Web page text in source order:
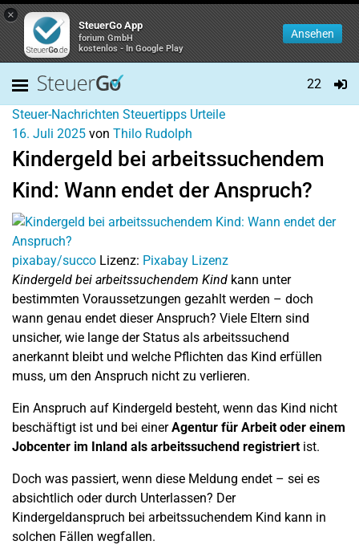
×
SteuerGo App
forium GmbH
kostenlos - In Google Play
Ansehen
22
Steuer-Nachrichten Steuertipps Urteile
16. Juli 2025 von Thilo Rudolph
Kindergeld bei arbeitssuchendem
Kind: Wann endet der Anspruch?
pixabay/succo Lizenz: Pixabay Lizenz
Kindergeld bei arbeitssuchendem Kind kann unter
bestimmten Voraussetzungen gezahlt werden – doch
wann genau endet dieser Anspruch? Viele Eltern sind
unsicher, wie lange der Status als arbeitssuchend
anerkannt bleibt und welche Pflichten das Kind erfüllen
muss, um den Anspruch nicht zu verlieren.
Ein Anspruch auf Kindergeld besteht, wenn das Kind nicht
beschäftigt ist und bei einerAgentur für Arbeit oder einem
Jobcenter im Inland als arbeitssuchend registriertist.
Doch was passiert, wenn diese Meldung endet – sei es
absichtlich oder durch Unterlassen? Der
Kindergeldanspruch bei arbeitssuchendem Kind kann in
solchen Fällen wegfallen.